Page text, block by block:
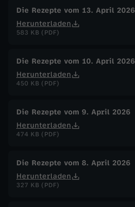
Die Rezepte vom 13. April 2026
Herunterladen
583 KB (PDF)
Die Rezepte vom 10. April 2026
Herunterladen
450 KB (PDF)
Die Rezepte vom 9. April 2026
Herunterladen
474 KB (PDF)
Die Rezepte vom 8. April 2026
Herunterladen
327 KB (PDF)